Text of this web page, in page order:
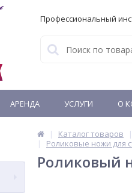
Профессиональный
АРЕНДА УСЛУГИ О
Каталог товаров
Роликовые ножи для
Роликовый